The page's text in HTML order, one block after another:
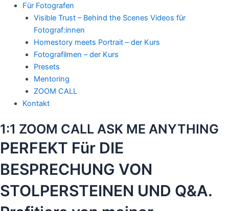
Für Fotografen
Visible Trust – Behind the Scenes Videos für
Fotograf:innen
Homestory meets Portrait – der Kurs
Fotografilmen – der Kurs
Presets
Mentoring
ZOOM CALL
Kontakt
1:1 ZOOM CALL ASK ME ANYTHING
PERFEKT Für DIE
BESPRECHUNG VON
STOLPERSTEINEN UND Q&A.